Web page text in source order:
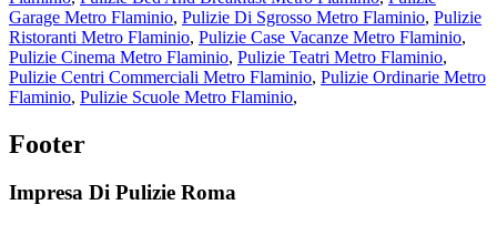
Garage Metro Flaminio, Pulizie Di Sgrosso Metro Flaminio, Pulizie
Ristoranti Metro Flaminio, Pulizie Case Vacanze Metro Flaminio,
Pulizie Cinema Metro Flaminio, Pulizie Teatri Metro Flaminio,
Pulizie Centri Commerciali Metro Flaminio, Pulizie Ordinarie Metro
Flaminio, Pulizie Scuole Metro Flaminio,
Footer
Impresa Di Pulizie Roma